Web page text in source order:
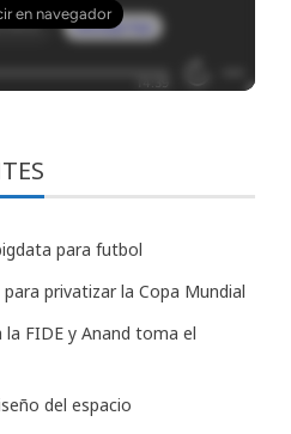
para futbol
privatizar la Copa Mundial
FIDE y Anand toma el
del espacio